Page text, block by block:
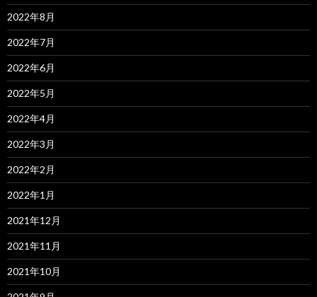
2022年8月
2022年7月
2022年6月
2022年5月
2022年4月
2022年3月
2022年2月
2022年1月
2021年12月
2021年11月
2021年10月